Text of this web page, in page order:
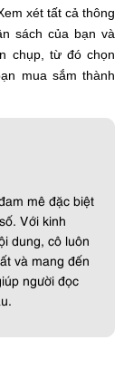
xét tất cả thông
sách của bạn và
chụp, từ đó chọn
mua sắm thành
mê đặc biệt
Với kinh
dung, cô luôn
và mang đến
người đọc